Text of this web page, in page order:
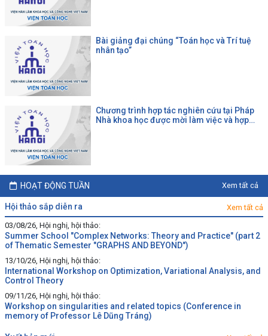
Bài giảng đại chúng “Toán học và Trí tuệ
nhân tạo”
Chương trình hợp tác nghiên cứu tại Pháp
Nhà khoa học được mời làm việc và hợp
HOẠT ĐỘNG TUẦN Xem tất cả
hội thảo sắp diễn ra
Xem tất cả
03/08/26, Hội nghị, hội thảo:
Summer School "Complex Networks: Theory and Practice" (part 2
of Thematic Semester "GRAPHS AND BEYOND")
13/10/26, Hội nghị, hội thảo:
International Workshop on Optimization, Variational Analysis, and
Control Theory
09/11/26, Hội nghị, hội thảo:
Workshop on singularities and related topics (Conference in
memory of Professor Lê Dũng Tráng)